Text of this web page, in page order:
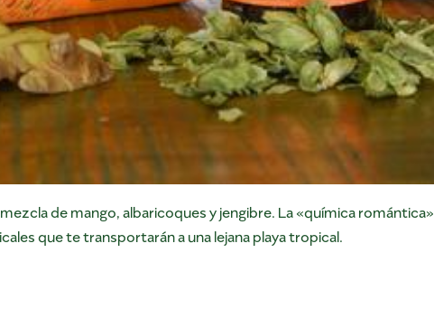
de mango, albaricoques y jengibre. La «química romántica»
que te transportarán a una lejana playa tropical.